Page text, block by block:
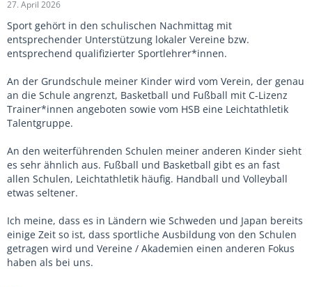
27. April 2026
Sport gehört in den schulischen Nachmittag mit
entsprechender Unterstützung lokaler Vereine bzw.
entsprechend qualifizierter Sportlehrer*innen.
An der Grundschule meiner Kinder wird vom Verein, der genau
an die Schule angrenzt, Basketball und Fußball mit C-Lizenz
Trainer*innen angeboten sowie vom HSB eine Leichtathletik
Talentgruppe.
An den weiterführenden Schulen meiner anderen Kinder sieht
es sehr ähnlich aus. Fußball und Basketball gibt es an fast
allen Schulen, Leichtathletik häufig. Handball und Volleyball
etwas seltener.
Ich meine, dass es in Ländern wie Schweden und Japan bereits
einige Zeit so ist, dass sportliche Ausbildung von den Schulen
getragen wird und Vereine / Akademien einen anderen Fokus
haben als bei uns.